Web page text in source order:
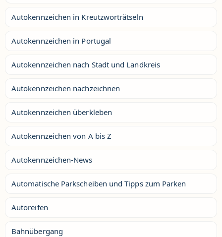
Autokennzeichen in Kreutzworträtseln
Autokennzeichen in Portugal
Autokennzeichen nach Stadt und Landkreis
Autokennzeichen nachzeichnen
Autokennzeichen überkleben
Autokennzeichen von A bis Z
Autokennzeichen-News
Automatische Parkscheiben und Tipps zum Parken
Autoreifen
Bahnübergang